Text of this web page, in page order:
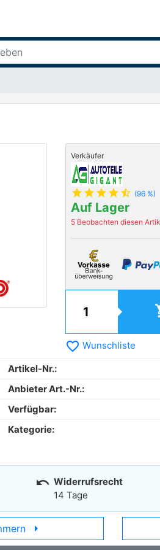
Verkäufer
star star star star star_half (96 %)
Auf Lager
5 Beobachten diesen
favorite_border Wunschliste
Artikel-Nr.:
Anbieter Art.-Nr.:
Verfügbar:
Kategorie:
undo Widerrufsrecht
14 Tage
arrow_right